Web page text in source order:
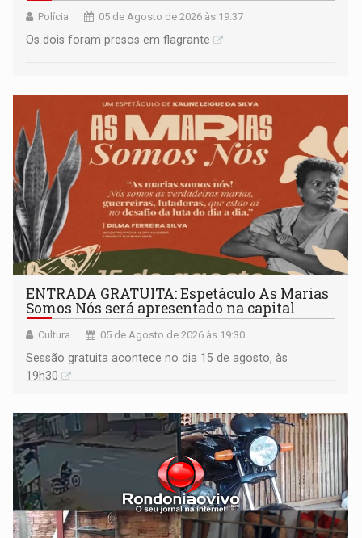
Polícia 05 de Agosto de 2026 às 19:37
Os dois foram presos em flagrante
ENTRADA GRATUITA: Espetáculo As Marias
Somos Nós será apresentado na capital
Cultura 05 de Agosto de 2026 às 19:30
Sessão gratuita acontece no dia 15 de agosto, às
19h30